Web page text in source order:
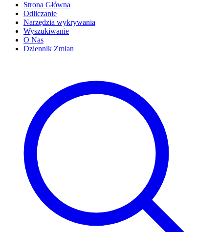
Strona Główna
Odliczanie
Narzędzia wykrywania
Wyszukiwanie
O Nas
Dziennik Zmian